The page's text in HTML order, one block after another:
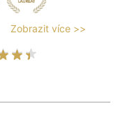
Zobrazit více >>